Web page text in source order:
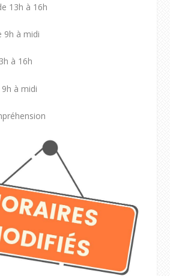
13h à 16h
9h à midi
à 16h
à midi